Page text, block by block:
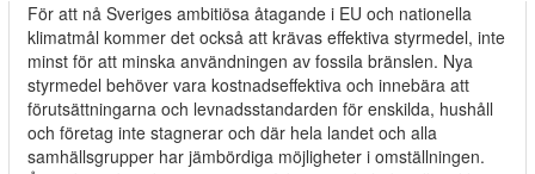
För att nå Sveriges ambitiösa åtagande i EU och nationella
klimatmål kommer det också att krävas effektiva styrmedel, inte
minst för att minska användningen av fossila bränslen. Nya
styrmedel behöver vara kostnadseffektiva och innebära att
förutsättningarna och levnadsstandarden för enskilda, hushåll
och företag inte stagnerar och där hela landet och alla
samhällsgrupper har jämbördiga möjligheter i omställningen.